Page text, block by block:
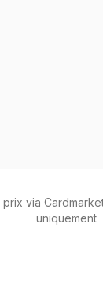
via
uniquement